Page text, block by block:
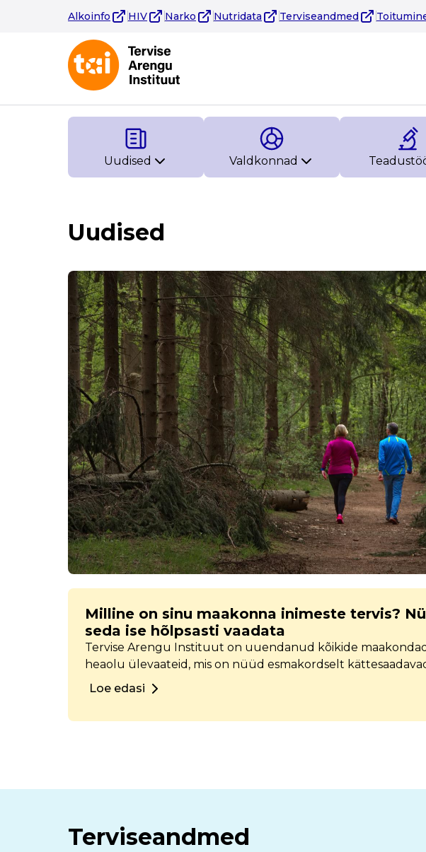
Alkoinfo HIV Narko Nutridata Terviseandmed
Uudised Valdkonnad
Uudised
Milline on sinu maakonna inimeste tervis?
seda ise hõlpsasti vaadata
Tervise Arengu Instituut on uuendanud kõikide
heaolu ülevaateid, mis on nüüd esmakordselt
interaktiivsete andmelaudadena. Iga maakonna ülevaates
Loe edasi
Terviseandmed